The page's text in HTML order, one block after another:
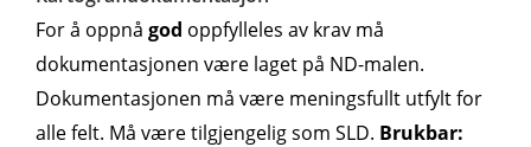
For å oppnå god oppfylleles av krav må
dokumentasjonen være laget på ND-malen.
Dokumentasjonen må være meningsfullt utfylt for
alle felt. Må være tilgjengelig som SLD. Brukbar: